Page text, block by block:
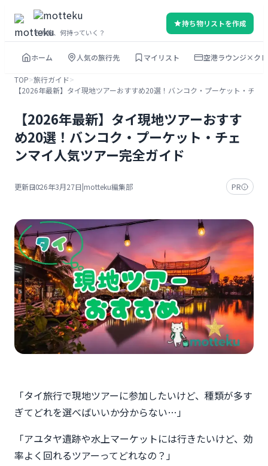
を
その旅、何持っていく？
持ち物リストを作成
ホーム 人気の旅行先 マイリスト 空港ラウンジ×ク
TOP>旅行ガイド>
【2026年最新】タイ現地ツアーおすすめ20選！バンコク・プーケット・チェ
【2026年最新】タイ現地ツアーおすす
め20選！バンコク・プーケット・チェ
ンマイ人気ツアー完全ガイド
更新日：2026年3月27日|motteku編集部 PR
「タイ旅行で現地ツアーに参加したいけど、種類が多す
ぎてどれを選べばいいか分からない…」
「アユタヤ遺跡や水上マーケットには行きたいけど、効
率よく回れるツアーってどれなの？」